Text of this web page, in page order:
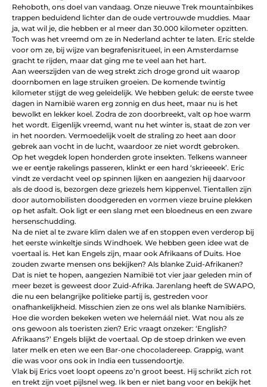
Rehoboth, ons doel van vandaag. Onze nieuwe Trek mountainbikes
trappen beduidend lichter dan de oude vertrouwde muddies. Maar
ja, wat wil je, die hebben er al meer dan 30.000 kilometer opzitten.
Toch was het vreemd om ze in Nederland achter te laten. Eric stelde
voor om ze, bij wijze van begrafenisritueel, in een Amsterdamse
gracht te rijden, maar dat ging me te veel aan het hart.
Aan weerszijden van de weg strekt zich droge grond uit waarop
doornbomen en lage struiken groeien. De komende twintig
kilometer stijgt de weg geleidelijk. We hebben geluk: de eerste twee
dagen in Namibië waren erg zonnig en dus heet, maar nu is het
bewolkt en lekker koel. Zodra de zon doorbreekt, valt op hoe warm
het wordt. Eigenlijk vreemd, want nu het winter is, staat de zon ver
in het noorden. Vermoedelijk voelt de straling zo heet aan door
gebrek aan vocht in de lucht, waardoor ze niet wordt gebroken.
Op het wegdek lopen honderden grote insekten. Telkens wanneer
we er eentje rakelings passeren, klinkt er een hard ‘skrieeeek’. Eric
vindt ze verdacht veel op spinnen lijken en aangezien hij daarvoor
als de dood is, bezorgen deze griezels hem kippenvel. Tientallen zijn
door automobilisten doodgereden en vormen vieze bruine plekken
op het asfalt. Ook ligt er een slang met een bloedneus en een zware
hersenschudding.
Na de niet al te zware klim dalen we af en stoppen even verderop bij
het eerste winkeltje sinds Windhoek. We hebben geen idee wat de
voertaal is. Het kan Engels zijn, maar ook Afrikaans of Duits. Hoe
zouden zwarte mensen ons bekijken? Als blanke Zuid-Afrikanen?
Dat is niet te hopen, aangezien Namibië tot vier jaar geleden min of
meer bezet is geweest door Zuid-Afrika. Jarenlang heeft de SWAPO,
die nu een belangrijke politieke partij is, gestreden voor
onafhankelijkheid. Misschien zien ze ons wel als blanke Namibiërs.
Hoe die worden bekeken weten we helemáál niet. Wat nou als ze
ons gewoon als toeristen zien? Eric vraagt onzeker: ‘English?
Afrikaans?’ Engels blijkt de voertaal. Op de stoep drinken we even
later melk en eten we een Bar-one chocoladereep. Grappig, want
die was voor ons ook in India een tussendoortje.
Vlak bij Erics voet loopt opeens zo’n groot beest. Hij schrikt zich rot
en trekt zijn voet pijlsnel weg. Ik ben er niet bang voor en bekijk het